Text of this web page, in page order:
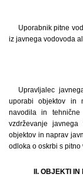
Uporabnik pitne
iz javnega vodovoda
Upravljalec
uporabi objektov in
navodila in
vzdrževanje
objektov in naprav
odloka o oskrbi s pitno
II. OBJEKTI